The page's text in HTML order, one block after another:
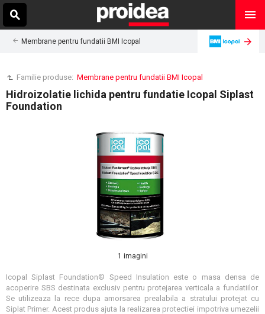
Membrane pentru fundatii BMI Icopal
Familie produse: Membrane pentru fundatii BMI Icopal
Hidroizolatie lichida pentru fundatie Icopal Siplast
Foundation
1 imagini
Icopal Siplast Foundation® Speed Insulation este o masa densa de
acoperire SBS destinata exclusiv pentru protejarea verticala a fundatiilor.
Se utilizeaza la rece dupa amorsarea prealabila a stratului protejat cu
Siplat Primer. Acest produs ajuta la realizarea protectiei impotriva umezelii